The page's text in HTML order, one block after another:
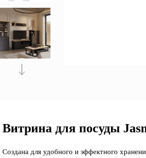
Витрина для посуды
Создана для удобного и эффектного